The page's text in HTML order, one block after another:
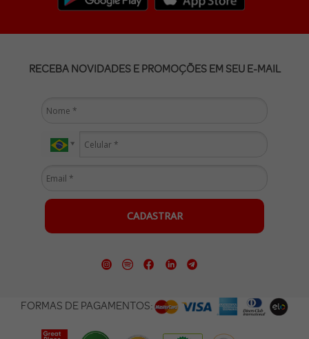
RECEBA NOVIDADES E PROMOÇÕES EM SEU E-MAIL
CADASTRAR
FORMAS DE PAGAMENTOS: